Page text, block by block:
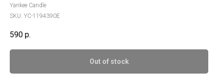
Yankee Candle
SKU: YC-1194390E
590 р.
Out of stock